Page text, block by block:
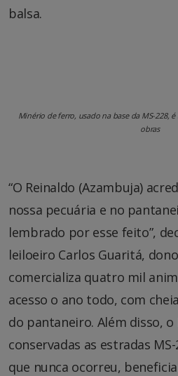
balsa.
Minério de ferro, usado na base da MS-228,
obras
“O Reinaldo (Azambuja)
nossa pecuária e no
lembrado por esse feito”,
leiloeiro Carlos Guaritá,
comercializa quatro mil
acesso o ano todo, com
do pantaneiro. Além disso,
conservadas as estradas
que nunca ocorreu,